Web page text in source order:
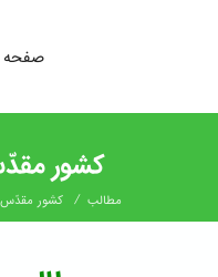
رفتن
صفحه
کشور
مطالب / کشور مقدّس